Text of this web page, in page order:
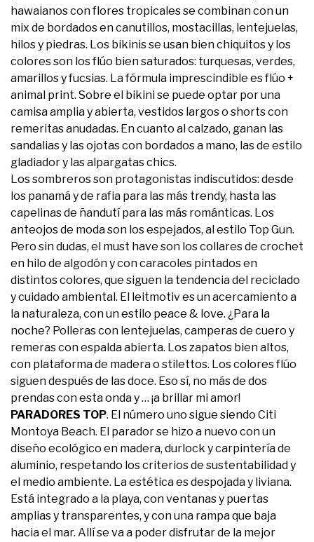
hawaianos con flores tropicales se combinan con un
mix de bordados en canutillos, mostacillas, lentejuelas,
hilos y piedras. Los bikinis se usan bien chiquitos y los
colores son los flúo bien saturados: turquesas, verdes,
amarillos y fucsias. La fórmula imprescindible es flúo +
animal print. Sobre el bikini se puede optar por una
camisa amplia y abierta, vestidos largos o shorts con
remeritas anudadas. En cuanto al calzado, ganan las
sandalias y las ojotas con bordados a mano, las de estilo
gladiador y las alpargatas chics.
Los sombreros son protagonistas indiscutidos: desde
los panamá y de rafia para las más trendy, hasta las
capelinas de ñandutí para las más románticas. Los
anteojos de moda son los espejados, al estilo Top Gun.
Pero sin dudas, el must have son los collares de crochet
en hilo de algodón y con caracoles pintados en
distintos colores, que siguen la tendencia del reciclado
y cuidado ambiental. El leitmotiv es un acercamiento a
la naturaleza, con un estilo peace & love. ¿Para la
noche? Polleras con lentejuelas, camperas de cuero y
remeras con espalda abierta. Los zapatos bien altos,
con plataforma de madera o stilettos. Los colores flúo
siguen después de las doce. Eso sí, no más de dos
prendas con esta onda y … ¡a brillar mi amor!
PARADORES TOP. El número uno sigue siendo Citi
Montoya Beach. El parador se hizo a nuevo con un
diseño ecológico en madera, durlock y carpintería de
aluminio, respetando los criterios de sustentabilidad y
el medio ambiente. La estética es despojada y liviana.
Está integrado a la playa, con ventanas y puertas
amplias y transparentes, y con una rampa que baja
hacia el mar. Allí se va a poder disfrutar de la mejor